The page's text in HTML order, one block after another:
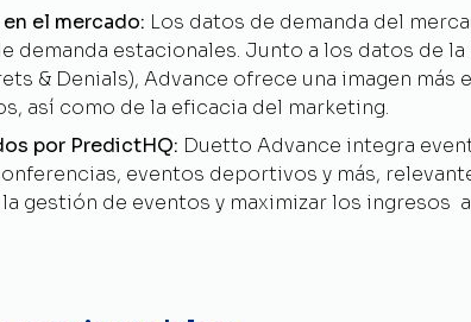
el mercado: Los datos de demanda del
demanda estacionales. Junto a los datos de
& Denials), Advance ofrece una imagen más
así como de la eficacia del marketing.
por PredictHQ: Duetto Advance integra
eventos deportivos y más,
gestión de eventos y maximizar los